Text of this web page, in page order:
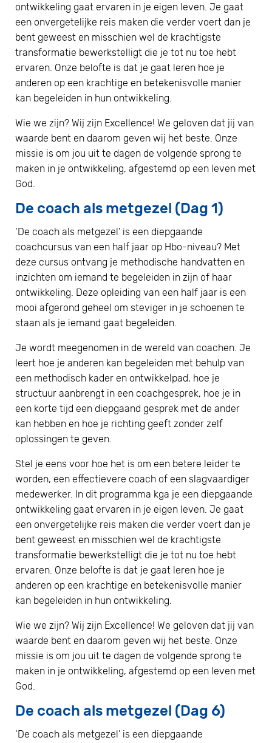
ontwikkeling gaat ervaren in je eigen leven. Je gaat
een onvergetelijke reis maken die verder voert dan je
bent geweest en misschien wel de krachtigste
transformatie bewerkstelligt die je tot nu toe hebt
ervaren. Onze belofte is dat je gaat leren hoe je
anderen op een krachtige en betekenisvolle manier
kan begeleiden in hun ontwikkeling.
Wie we zijn? Wij zijn Excellence! We geloven dat jij van
waarde bent en daarom geven wij het beste. Onze
missie is om jou uit te dagen de volgende sprong te
maken in je ontwikkeling, afgestemd op een leven met
God.
De coach als metgezel (Dag 1)
‘De coach als metgezel’ is een diepgaande
coachcursus van een half jaar op Hbo-niveau? Met
deze cursus ontvang je methodische handvatten en
inzichten om iemand te begeleiden in zijn of haar
ontwikkeling. Deze opleiding van een half jaar is een
mooi afgerond geheel om steviger in je schoenen te
staan als je iemand gaat begeleiden.
Je wordt meegenomen in de wereld van coachen. Je
leert hoe je anderen kan begeleiden met behulp van
een methodisch kader en ontwikkelpad, hoe je
structuur aanbrengt in een coachgesprek, hoe je in
een korte tijd een diepgaand gesprek met de ander
kan hebben en hoe je richting geeft zonder zelf
oplossingen te geven.
Stel je eens voor hoe het is om een betere leider te
worden, een effectievere coach of een slagvaardiger
medewerker. In dit programma kga je een diepgaande
ontwikkeling gaat ervaren in je eigen leven. Je gaat
een onvergetelijke reis maken die verder voert dan je
bent geweest en misschien wel de krachtigste
transformatie bewerkstelligt die je tot nu toe hebt
ervaren. Onze belofte is dat je gaat leren hoe je
anderen op een krachtige en betekenisvolle manier
kan begeleiden in hun ontwikkeling.
Wie we zijn? Wij zijn Excellence! We geloven dat jij van
waarde bent en daarom geven wij het beste. Onze
missie is om jou uit te dagen de volgende sprong te
maken in je ontwikkeling, afgestemd op een leven met
God.
De coach als metgezel (Dag 6)
‘De coach als metgezel’ is een diepgaande